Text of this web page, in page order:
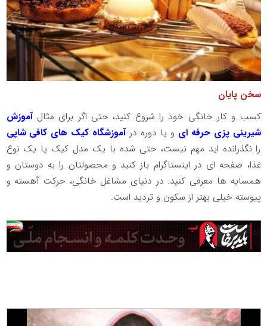
سخن پایان
کسب و کار خانگی خود را شروع کنید، حتی اگر برای مثال آموزش
شیرینی پزی حرفه ای و یا دوره در آموزشگاه کیک های کافی شاپی
را نگذرانده اید مهم نیست، حتی شده با یک مدل کیک یا یک نوع
غذا، صفحه ای در اینستاگرام باز کنید و محصولتان را به دوستان و
همسایه ها معرفی کنید. در دنیای مشاغل خانگی، حرکت آهسته و
پیوسته خیلی بهتر از سکون و تردید است.